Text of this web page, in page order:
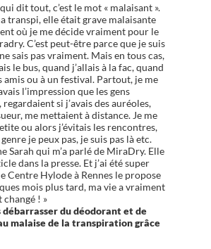
dit tout, c’est le mot « malaisant ».
transpi, elle était grave malaisante
où je me décide vraiment pour le
C’est peut-être parce que je suis
sais pas vraiment. Mais en tous cas,
le bus, quand j’allais à la fac, quand
amis ou à un festival. Partout, je me
l’impression que les gens
regardaient si j’avais des auréoles,
me mettaient à distance. Je me
ou alors j’évitais les rencontres,
je peux pas, je suis pas là etc.
Sarah qui m’a parlé de MiraDry. Elle
dans la presse. Et j’ai été super
Centre Hylode à Rennes le propose
mois plus tard, ma vie a vraiment
! »
débarrasser du déodorant et de
malaise de la transpiration grâce